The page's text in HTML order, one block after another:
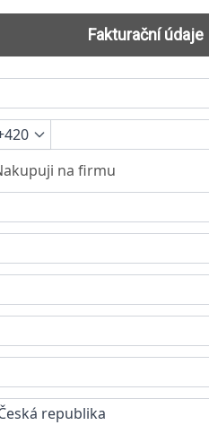
Fakturační údaje
na firmu
republika